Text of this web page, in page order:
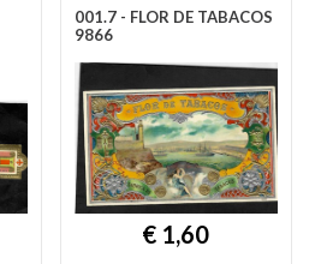
001.7 - FLOR DE TABACOS
9866
€ 1,60